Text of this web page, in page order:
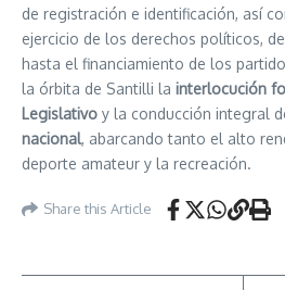
de registración e identificación, así
ejercicio de los derechos políticos,
hasta el financiamiento de los
la órbita de Santilli la interlocución
Legislativo y la conducción integral
nacional, abarcando tanto el alto
deporte amateur y la recreación.
Share this Article